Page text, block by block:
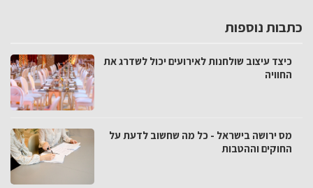
כתבות נוספות
כיצד עיצוב שולחנות לאירועים יכול לשדרג את
החוויה
מס ירושה בישראל - כל מה שחשוב לדעת על
החוקים וההטבות